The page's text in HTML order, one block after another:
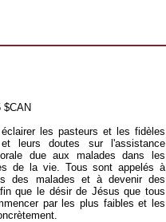
$CAN
les pasteurs et les fidèles
leurs doutes sur l'assistance
due aux malades dans les
de la vie. Tous sont appelés à
des malades et à devenir des
que le désir de Jésus que tous
par les plus faibles et les